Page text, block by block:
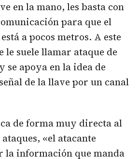
en la mano, les basta con
para que el
a pocos metros. A este
le suele llamar ataque de
se apoya en la idea de
de la llave por un canal
de forma muy directa al
«el atacante
la información que manda